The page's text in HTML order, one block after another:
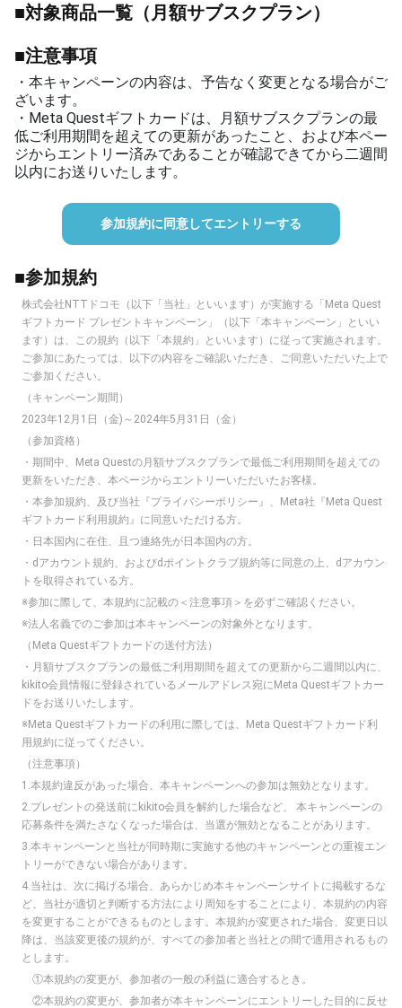
■対象商品一覧（月額サブスクプラン）
■注意事項
・本キャンペーンの内容は、予告なく変更となる場合がご
ざいます。
・Meta Questギフトカードは、月額サブスクプランの最
低ご利用期間を超えての更新があったこと、および本ペー
ジからエントリー済みであることが確認できてから二週間
以内にお送りいたします。
参加規約に同意してエントリーする
■参加規約
株式会社NTTドコモ（以下「当社」といいます）が実施する「Meta Quest
ギフトカード プレゼントキャンペーン」（以下「本キャンペーン」といい
ます）は、この規約（以下「本規約」といいます）に従って実施されます。
ご参加にあたっては、以下の内容をご確認いただき、ご同意いただいた上で
ご参加ください。
（キャンペーン期間）
2023年12月1日（金)～2024年5月31日（金）
（参加資格）
・期間中、Meta Questの月額サブスクプランで最低ご利用期間を超えての
更新をいただき、本ページからエントリーいただいたお客様。
・本参加規約、及び当社『プライバシーポリシー』、Meta社『Meta Quest
ギフトカード利用規約 』に同意いただける方。
・日本国内に在住、且つ連絡先が日本国内の方。
・dアカウント規約、およびdポイントクラブ規約等に同意の上、dアカウン
トを取得されている方。
※参加に際して、本規約に記載の＜注意事項＞を必ずご確認ください。
※法人名義でのご参加は本キャンペーンの対象外となります。
（Meta Questギフトカードの送付方法）
・月額サブスクプランの最低ご利用期間を超えての更新から二週間以内に、
kikito会員情報に登録されているメールアドレス宛にMeta Questギフトカー
ドをお送りいたします。
※Meta Questギフトカードの利用に際しては、 Meta Questギフトカード利
用規約に従ってください。
（注意事項）
1.本規約違反があった場合、本キャンペーンへの参加は無効となります。
2.プレゼントの発送前にkikito会員を解約した場合など、 本キャンペーンの
応募条件を満たさなくなった場合は、当選が無効となることがあります。
3.本キャンペーンと当社が同時期に実施する他のキャンペーンとの重複エン
トリーができない場合があります。
4.当社は、次に掲げる場合、あらかじめ本キャンペーンサイトに掲載するな
ど、当社が適切と判断する方法により周知をすることにより、本規約の内容
を変更することができるものとします。本規約が変更された場合、変更日以
降は、当該変更後の規約が、すべての参加者と当社との間で適用されるもの
とします。
①本規約の変更が、参加者の一般の利益に適合するとき。
②本規約の変更が、参加者が本キャンペーンにエントリーした目的に反せ